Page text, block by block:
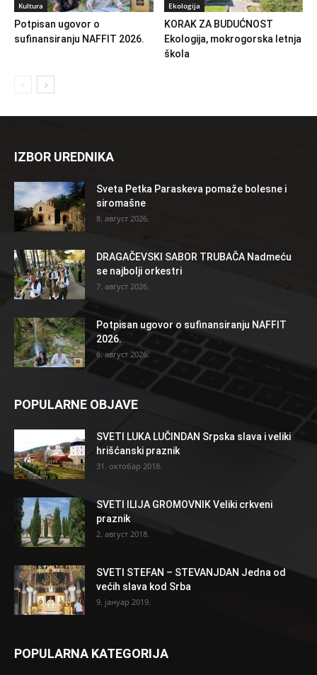
Kultura
Potpisan ugovor o
sufinansiranju NAFFIT 2026.
Ekologija
KORAK ZA BUDUĆNOST
Ekologija, mokrogorska letnja
škola
IZBOR UREDNIKA
Sveta Petka Paraskeva pomaže bolesne i
siromašne
8. август 2026.
DRAGAČEVSKI SABOR TRUBAČA Nadmeću
se najbolji orkestri
7. август 2026.
Potpisan ugovor o sufinansiranju NAFFIT
2026.
6. август 2026.
POPULARNE OBJAVE
SVETI LUKA LUČINDAN Srpska slava i veliki
hrišćanski praznik
31. октобар 2018.
SVETI ILIJA GROMOVNIK Veliki crkveni
praznik
2. август 2018.
SVETI STEFAN – STEVANJDAN Jedna od
većih slava kod Srba
9. јануар 2019.
POPULARNA KATEGORIJA